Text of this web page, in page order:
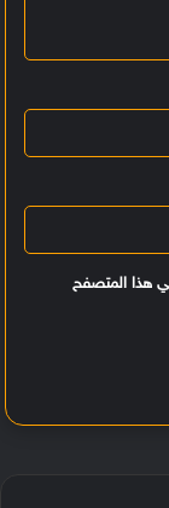
هذا المتصفح